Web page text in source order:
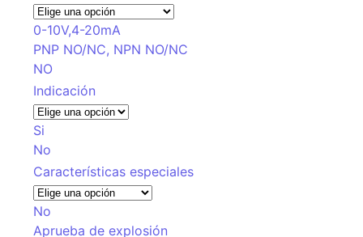
0-10V,4-20mA
PNP NO/NC, NPN NO/NC
NO
Indicación
Si
No
Características especiales
No
Aprueba de explosión